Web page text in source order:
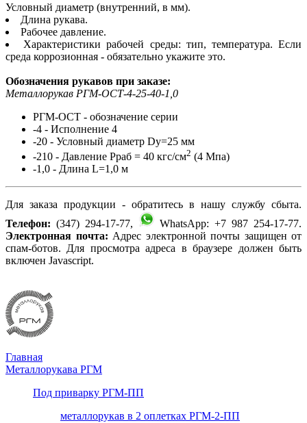
Условный диаметр (внутренний, в мм).
Длина рукава.
Рабочее давление.
Характеристики рабочей среды: тип, температура. Если
среда коррозионная - обязательно укажите это.
Обозначения рукавов при заказе:
Металлорукав РГМ-ОСТ-4-25-40-1,0
РГМ-ОСТ - обозначение серии
-4 - Исполнение 4
-20 - Условный диаметр Dу=25 мм
-210 - Давление Рраб = 40 кгс/см2 (4 Мпа)
-1,0 - Длина L=1,0 м
Для заказа продукции - обратитесь в нашу службу сбыта.
Телефон: (347) 294-17-77,
WhatsApp: +7 987 254-17-77.
Электронная почта: Адрес электронной почты защищен от
спам-ботов. Для просмотра адреса в браузере должен быть
включен Javascript.
Главная
Металлорукава РГМ
Под приварку РГМ-ПП
металлорукав в 2 оплетках РГМ-2-ПП